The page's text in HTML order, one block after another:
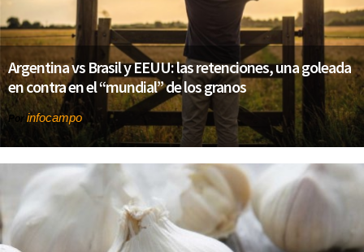
Argentina vs Brasil y EEUU: las retenciones, una goleada
en contra en el “mundial” de los granos
Por infocampo